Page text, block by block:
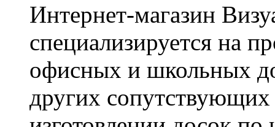
Интернет-магазин
специализируется на
офисных и школьных
других сопутствующих